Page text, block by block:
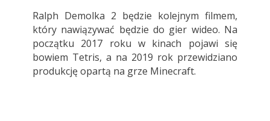
Ralph Demolka 2 będzie kolejnym filmem,
który nawiązywać będzie do gier wideo. Na
początku 2017 roku w kinach pojawi się
bowiem Tetris, a na 2019 rok przewidziano
produkcję opartą na grze Minecraft.